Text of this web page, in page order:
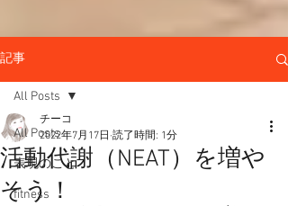
記事
All Posts
表現のこと
fitness
All Posts
活動代謝（NEAT）を増や
そう！
チーコ
2022年7月17日 読了時間: 1分